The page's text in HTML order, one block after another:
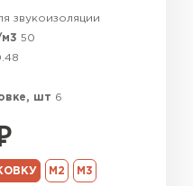
звукоизоляции
м3 50
шт 6
М2 М3